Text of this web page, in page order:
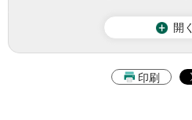
開く
印刷